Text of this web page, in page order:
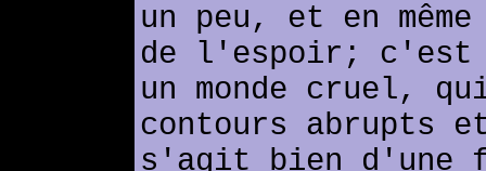
un peu, et en
de l'espoir; c'est
un monde cruel,
contours abrupts
s'agit bien